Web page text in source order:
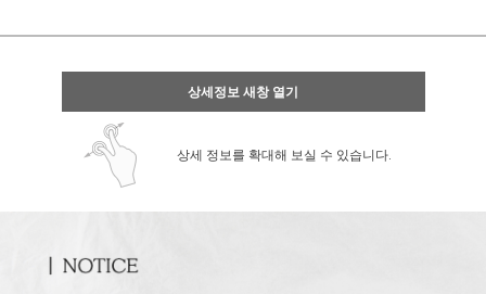
상세정보 새창 열기
상세 정보를 확대해 보실 수 있습니다.